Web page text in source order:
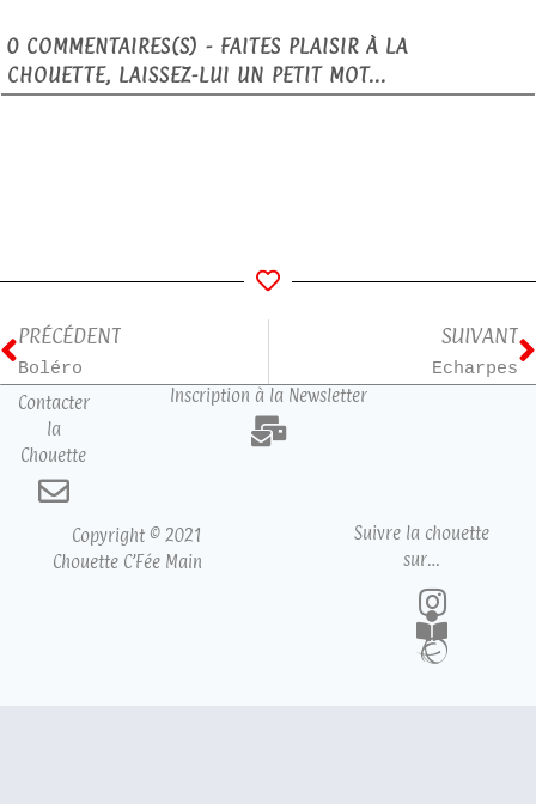
0 COMMENTAIRES(S) - FAITES PLAISIR À LA
CHOUETTE, LAISSEZ-LUI UN PETIT MOT...
PRÉCÉDENT
Boléro
SUIVANT
Echarpes
Contacter
la
Chouette
Inscription à la Newsletter
Copyright © 2021
Chouette C’Fée Main
Suivre la chouette
sur…